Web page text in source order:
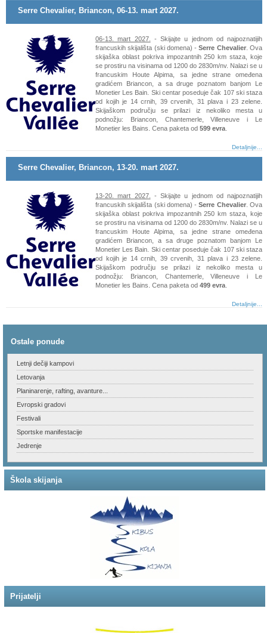
Serre Chevalier, Briancon, 06-13. mart 2027.
06-13. mart 2027.
- Skijajte u jednom od najpoznatijih
francuskih skijališta (ski domena) -Serre Chevalier. Ova
skijaška oblast pokriva impozantnih 250 km staza, koje
se prostiru na visinama od 1200 do 2830m/nv. Nalazi se u
francuskim Houte Alpima, sa jedne strane omeđena
gradićem Briancon, a sa druge poznatom banjom Le
Monetier Les Bain. Ski centar poseduje čak 107 ski staza
od kojih je 14 crnih, 39 crvenih, 31 plava i 23 zelene.
Skijaškom području se prilazi iz nekoliko mesta u
podnožju: Briancon, Chantemerle, Villeneuve i Le
Monetier les Bains. Cena paketa od 599 evra
Detaljnije...
Serre Chevalier, Briancon, 13-20. mart 2027.
13-20. mart 2027.
- Skijajte u jednom od najpoznatijih
francuskih skijališta (ski domena) -Serre Chevalier. Ova
skijaška oblast pokriva impozantnih 250 km staza, koje
se prostiru na visinama od 1200 do 2830m/nv. Nalazi se u
francuskim Houte Alpima, sa jedne strane omeđena
gradićem Briancon, a sa druge poznatom banjom Le
Monetier Les Bain. Ski centar poseduje čak 107 ski staza
od kojih je 14 crnih, 39 crvenih, 31 plava i 23 zelene.
Skijaškom području se prilazi iz nekoliko mesta u
podnožju: Briancon, Chantemerle, Villeneuve i Le
Monetier les Bains. Cena paketa od 499 evra
Detaljnije...
Ostale ponude
Letnji dečiji kampovi
Letovanja
Planinarenje, rafting, avanture...
Evropski gradovi
Festivali
Sportske manifestacije
Jedrenje
Škola skijanja
Prijatelji